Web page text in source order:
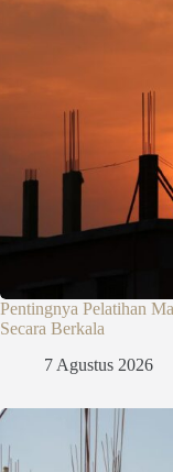
Pentingnya Pelatihan
Secara Berkala
7 Agustus 2026